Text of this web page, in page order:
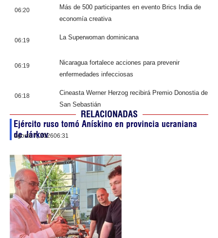
06:20
Más de 500 participantes en evento Brics India de
economía creativa
06:19 La Superwoman dominicana
06:19
Nicaragua fortalece acciones para prevenir
enfermedades infecciosas
06:18
Cineasta Werner Herzog recibirá Premio Donostia de
San Sebastián
RELACIONADAS
Ejército ruso tomó Anískino en provincia ucraniana
de Járkov
agosto 7, 202606:31